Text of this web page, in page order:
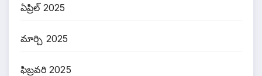
ఏప్రిల్ 2025
మార్చి 2025
ఫిబ్రవరి 2025